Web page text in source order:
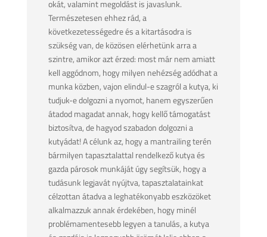
okát, valamint megoldást is javaslunk.
Természetesen ehhez rád, a
következetességedre és a kitartásodra is
szükség van, de közösen elérhetünk arra a
szintre, amikor azt érzed: most már nem amiatt
kell aggódnom, hogy milyen nehézség adódhat a
munka közben, vajon elindul-e szagról a kutya, ki
tudjuk-e dolgozni a nyomot, hanem egyszerűen
átadod magadat annak, hogy kellő támogatást
biztosítva, de hagyod szabadon dolgozni a
kutyádat! A célunk az, hogy a mantrailing terén
bármilyen tapasztalattal rendelkező kutya és
gazda párosok munkáját úgy segítsük, hogy a
tudásunk legjavát nyújtva, tapasztalatainkat
célzottan átadva a leghatékonyabb eszközöket
alkalmazzuk annak érdekében, hogy minél
problémamentesebb legyen a tanulás, a kutya